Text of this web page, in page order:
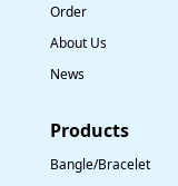
Order
About Us
News
​Products
Bangle/Bracelet